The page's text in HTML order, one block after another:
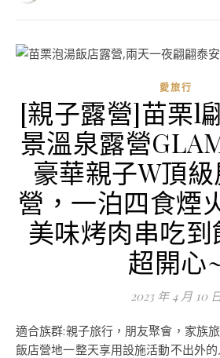
愛旅行
[親子露營]苗栗l
景溫泉露營
豪華親子W頂
營，一泊四食煙
美味烤肉串吃
超開心
2023 年 4 月 10
適合族群:親子旅行，朋友聚會，家族旅行, 溫泉泡湯 喜歡待在
飯店營地一整天享用設施活動不出外